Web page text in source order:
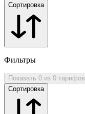
Сортировка
Фильтры
Показать 0 из 0 тарифов
Сортировка